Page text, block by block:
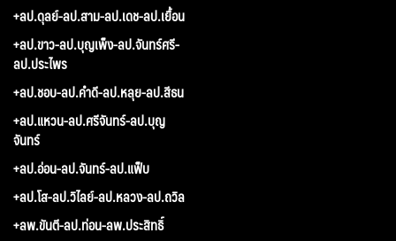
+ลป.ดุลย์-ลป.สาม-ลป.เดช-ลป.เยื้อน
+ลป.ขาว-ลป.บุญเพ็ง-ลป.จันทร์ศรี-
ลป.ประไพร
+ลป.ชอบ-ลป.คำดี-ลป.หลุย-ลป.สีธน
+ลป.แหวน-ลป.ศรีจันทร์-ลป.บุญ
จันทร์
+ลป.อ่อน-ลป.จันทร์-ลป.แฟ็บ
+ลป.โส-ลป.วิไลย์-ลป.หลวง-ลป.ถวิล
+ลพ.ขันตี-ลป.ท่อน-ลพ.ประสิทธิ์